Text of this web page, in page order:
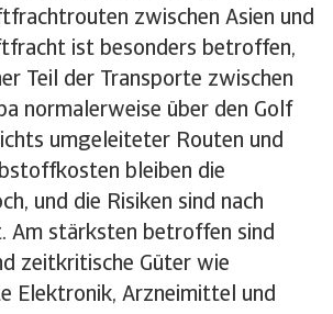
zwischen Asien und
ist besonders betroffen,
Teil der Transporte zwischen
normalerweise über den Golf
umgeleiteter Routen und
bleiben die
und die Risiken sind nach
Am stärksten betroffen sind
zeitkritische Güter wie
Elektronik, Arzneimittel und